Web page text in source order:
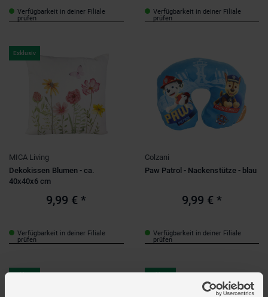
Verfügbarkeit in deiner Filiale
prüfen
Verfügbarkeit in deiner Filiale
prüfen
Exklusiv
MICA Living
Dekokissen Blumen - ca.
40x40x6 cm
9,99 € *
Verfügbarkeit in deiner Filiale
prüfen
Colzani
Paw Patrol - Nackenstütze - blau
9,99 € *
Verfügbarkeit in deiner Filiale
prüfen
Exklusiv Exklusiv